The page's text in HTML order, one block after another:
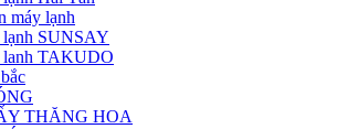
máy lạnh
lạnh SUNSAY
lanh TAKUDO
THĂNG HOA